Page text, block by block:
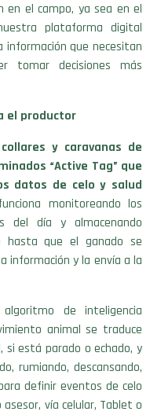
en el campo, ya sea en el
plataforma digital
información que necesitan
tomar decisiones más
el productor
collares y caravanas de
“Active Tag” que
datos de celo y salud
monitoreando los
del día y almacenando
hasta que el ganado se
información y la envía a la
de inteligencia
animal se traduce
si está parado o echado, y
rumiando, descansando,
definir eventos de celo
vía celular, Tablet o